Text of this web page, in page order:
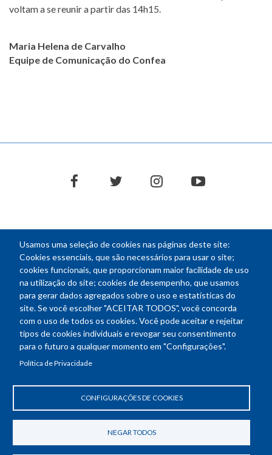
Usamos uma seleção de cookies nas páginas deste site:
Cookies essenciais, que são necessários para usar o site;
cookies funcionais, que proporcionam maior facilidade de uso
na utilização do site; cookies de desempenho, que usamos
para gerar dados agregados sobre o uso e estatísticas do
site. Se você escolher "ACEITAR TODOS", você concorda
com o uso de todos os cookies. Você pode aceitar e rejeitar
tipos de cookies individuais e revogar seu consentimento
para o futuro a qualquer momento em "Configurações".
Política de Privacidade
CONFIGURAÇÕES DE COOKIES
NEGAR TODOS
voltam a se reunir a partir das 14h15.
Maria Helena de Carvalho
Equipe de Comunicação do Confea
facebooktwitter instagramyoutube
NEWSLETTER
Endereço: SEPN 508, Bloco A
70740-541 - Brasília-DF
Horário de funcionamento: das 8h30 às 18h30
Política de Privacidade
Revogar consentimento de cookies